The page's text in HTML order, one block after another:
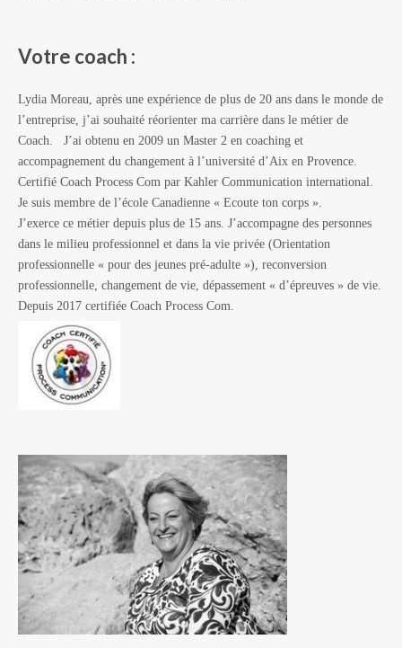
Votre coach :
Lydia Moreau, après une expérience de plus de 20 ans dans le monde de
l’entreprise, j’ai souhaité réorienter ma carrière dans le métier de
Coach. J’ai obtenu en 2009 un Master 2 en coaching et
accompagnement du changement à l’université d’Aix en Provence.
Certifié Coach Process Com par Kahler Communication international.
Je suis membre de l’école Canadienne « Ecoute ton corps ».
J’exerce ce métier depuis plus de 15 ans. J’accompagne des personnes
dans le milieu professionnel et dans la vie privée (Orientation
professionnelle « pour des jeunes pré-adulte »), reconversion
professionnelle, changement de vie, dépassement « d’épreuves » de vie.
Depuis 2017 certifiée Coach Process Com.